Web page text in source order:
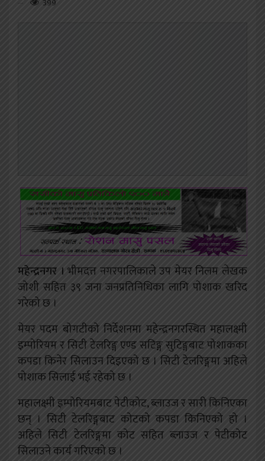
महेन्द्रनगर । भीमदत्त नगरपालिकाले उप मेयर निलम लेखक
जोशी सहित ३९ जना जनप्रतिनिधिका लागि पोशाक खरिद
गरेको छ ।
मेयर पदम बोगटीको निर्देशनमा महेन्द्रनगरस्थित महालक्ष्मी
इम्पोरियम र सिटी टेलरिङ्ग एण्ड सटिङ्ग सुटिङ्गबाट पोशाकका
कपडा किनेर सिलाउन दिइएको छ । सिटी टेलरिङ्गमा अहिले
पोशाक सिलाई भई रहेको छ ।
महालक्ष्मी इम्पोरियमबाट पेटीकोट, ब्लाउज र सारी किनिएका
छन् । सिटी टेलरिङ्गबाट कोटको कपडा किनिएको हो ।
अहिले सिटी टेलरिङ्गमा कोट सहित ब्लाउज र पेटीकोट
सिलाउने कार्य गरिएको छ ।